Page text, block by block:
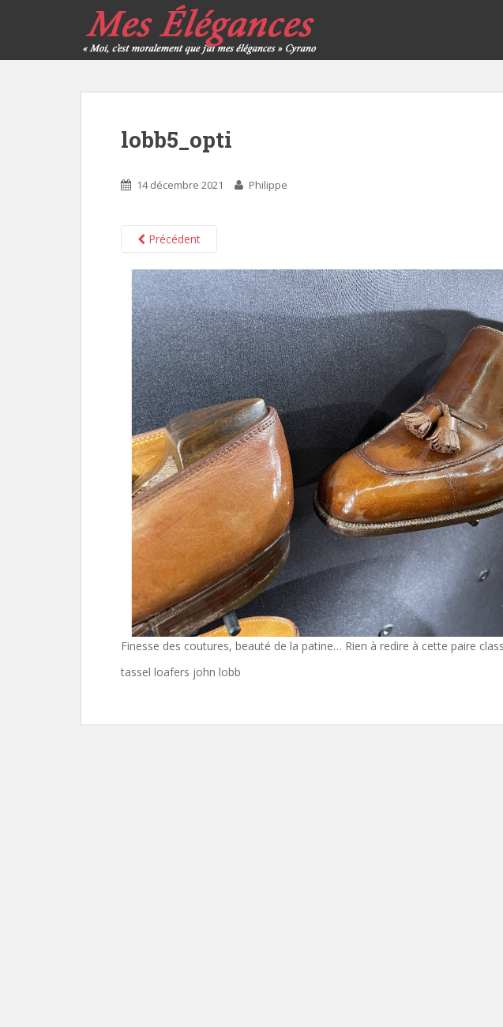
lobb5_opti
14 décembre 2021 Philippe
Précédent
Finesse des coutures, beauté de la patine… Rien à redire à cette paire
tassel loafers john lobb